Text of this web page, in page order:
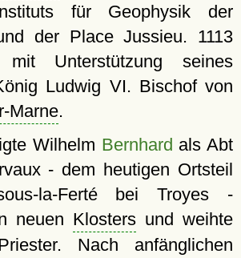
für Geophysik der
der Place Jussieu. 1113
Unterstützung seines
Ludwig VI. Bischof von
Marne.
Wilhelm Bernhard als Abt
- dem heutigen Ortsteil
la-Ferté bei Troyes -
neuen Klostersund weihte
Nach anfänglichen